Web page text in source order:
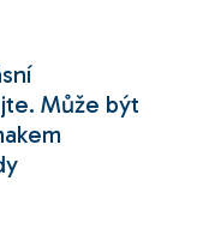
Může být